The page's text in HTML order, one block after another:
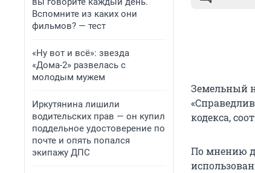
Вспомните из каких они
фильмов? — тест
«Ну вот и всё»: звезда
«Дома-2» развелась с
молодым мужем
Иркутянина лишили
водительских прав — он купил
поддельное удостоверение по
почте и опять попался
экипажу ДПС
Земельный
кодекса,
По мнению